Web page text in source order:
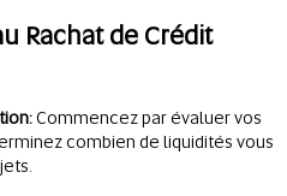
Rachat de Crédit
Commencez par évaluer vos
combien de liquidités vous